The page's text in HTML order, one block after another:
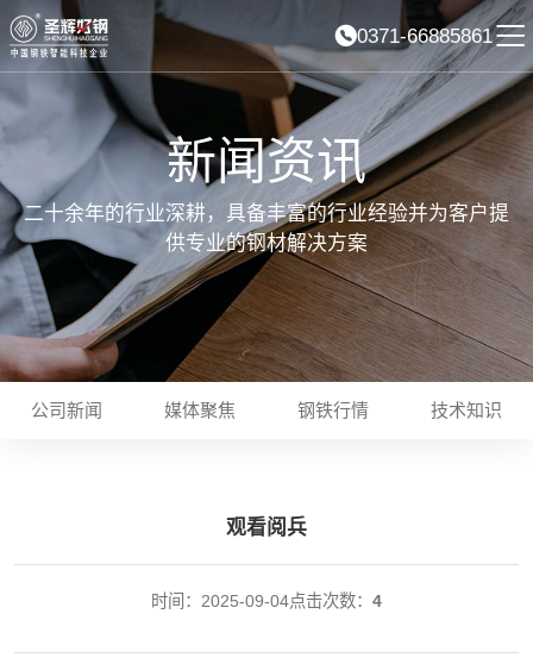
0371-66885861
新闻资讯
二十余年的行业深耕，具备丰富的行业经验并为客户提
供专业的钢材解决方案
公司新闻 媒体聚焦 钢铁行情 技术知识
观看阅兵
时间：2025-09-04点击次数： 4